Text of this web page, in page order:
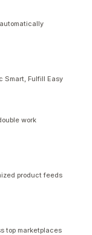
Smart, Fulfill Easy
work
product feeds
top marketplaces